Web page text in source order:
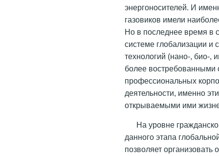
энергоносителей. И
газовиков имели
Но в последнее время в
системе глобализации и
технологий (нано-, био-,
более востребованными
профессиональных
деятельности, именно
открываемыми ими
На уровне
данного этапа
позволяет